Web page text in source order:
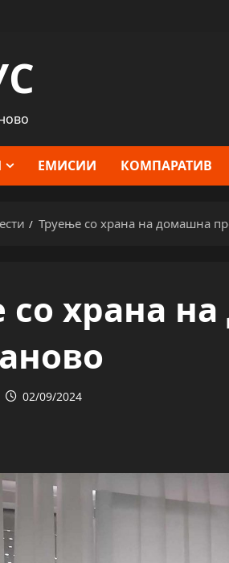
ЕМИСИИ КОМПАРАТИВ
Труење со храна на домашна
со храна
02/09/2024